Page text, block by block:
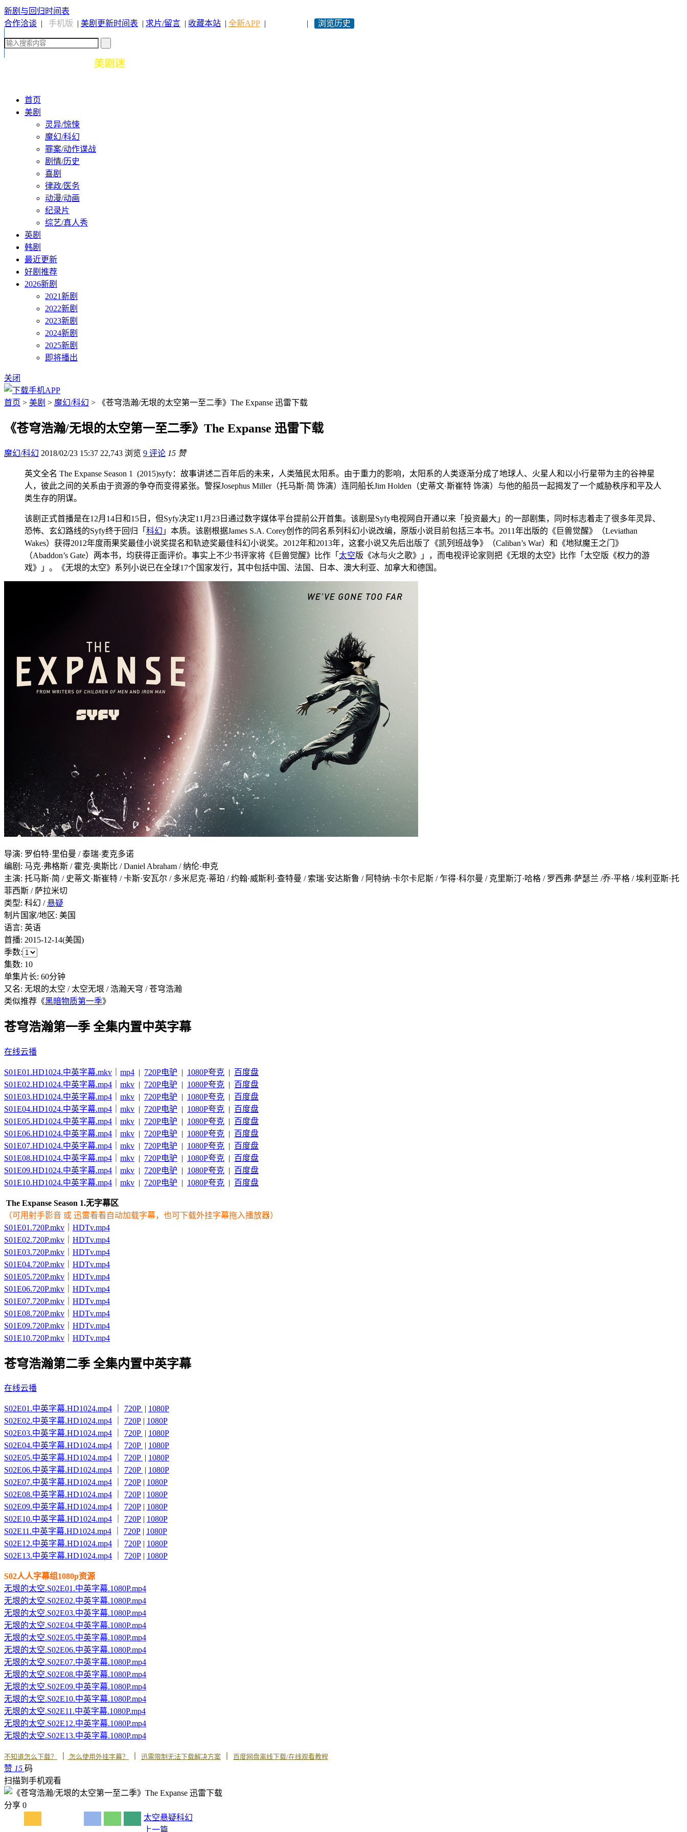
新剧与回归时间表
合作洽谈 | 手机版 | 美剧更新时间表 | 求片/留言 | 收藏本站 | 全新APP | | 浏览历史
首页
美剧
灵异/惊悚
魔幻/科幻
罪案/动作谍战
剧情/历史
喜剧
律政/医务
动漫/动画
纪录片
综艺/真人秀
英剧
韩剧
最近更新
好剧推荐
2026新剧
2021新剧
2022新剧
2023新剧
2024新剧
2025新剧
即将播出
关闭
首页 > 美剧 > 魔幻/科幻 > 《苍穹浩瀚/无垠的太空第一至二季》The Expanse 迅雷下载
《苍穹浩瀚/无垠的太空第一至二季》The Expanse 迅雷下载
魔幻/科幻 2018/02/23 15:37 22,743 浏览 9 评论 15 赞
英文全名 The Expanse Season 1 (2015)syfy：故事讲述二百年后的未来，人类殖民太阳系。由于重力的影响，太阳系的人类逐渐分成了地球人、火星人和以小行星带为主的谷神星
人，彼此之间的关系由于资源的争夺而变得紧张。警探Josephus Miller（托马斯·简 饰演）连同船长Jim Holden（史蒂文·斯崔特 饰演）与他的船员一起揭发了一个威胁秩序和平及人
类生存的阴谋。
该剧正式首播是在12月14日和15日，但Syfy决定11月23日通过数字媒体平台提前公开首集。该剧是Syfy电视网自开通以来「投资最大」的一部剧集，同时标志着走了很多年灵异、
恐怖、玄幻路线的Syfy终于回归「 科幻 」本质。该剧根据James S.A. Corey创作的同名系列科幻小说改编，原版小说目前包括三本书。2011年出版的《巨兽觉醒》（Leviathan
Wakes）获得2012年度雨果奖最佳小说奖提名和轨迹奖最佳科幻小说奖。2012年和2013年，这套小说又先后出版了《凯列班战争》（Caliban’s War）和《地狱魔王之门》
（Abaddon’s Gate）两本书，均获得正面评价。事实上不少书评家将《巨兽觉醒》比作「 太空版《冰与火之歌》」，而电视评论家则把《无垠的太空》比作「太空版《权力的游
戏》」。《无垠的太空》系列小说已在全球17个国家发行，其中包括中国、法国、日本、澳大利亚、加拿大和德国。
导演: 罗伯特·里伯曼 / 泰瑞·麦克多诺
编剧 : 马克·弗格斯 / 霍克·奥斯比 / Daniel Abraham / 纳伦·申克
主演: 托马斯·简 / 史蒂文·斯崔特 / 卡斯·安瓦尔 / 多米尼克·蒂珀 / 约翰·威斯利·查特曼 / 索瑞·安达斯鲁 / 阿特纳·卡尔卡尼斯 / 乍得·科尔曼 / 克里斯汀·哈格 / 罗西弗·萨瑟兰 /乔·平格 / 埃利亚斯·托
菲西斯 / 萨拉米切
类型: 科幻 / 悬疑
制片国家/地区: 美国
语言: 英语
首播: 2015-12-14(美国)
季数:
集数: 10
单集片长: 60分钟
又名: 无垠的太空 / 太空无垠 / 浩瀚天穹 / 苍穹浩瀚
类似推荐《黑暗物质第一季》
苍穹浩瀚第一季 全集内置中英字幕
在线云播
S01E01.HD1024.中英字幕.mkv mp4 | 720P电驴 | 1080P夸克 | 百度盘
S01E02.HD1024.中英字幕.mp4
mkv | 720P电驴 | 1080P夸克 | 百度盘
S01E03.HD1024.中英字幕.mp4
mkv | 720P电驴 | 1080P夸克 | 百度盘
S01E04.HD1024.中英字幕.mp4
mkv | 720P电驴 | 1080P夸克 | 百度盘
S01E05.HD1024.中英字幕.mp4
mkv | 720P电驴 | 1080P夸克 | 百度盘
S01E06.HD1024.中英字幕.mp4
mkv | 720P电驴 | 1080P夸克 | 百度盘
S01E07.HD1024.中英字幕.mp4
mkv | 720P电驴 | 1080P夸克 | 百度盘
S01E08.HD1024.中英字幕.mp4
mkv | 720P电驴 | 1080P夸克 | 百度盘
S01E09.HD1024.中英字幕.mp4
mkv | 720P电驴 | 1080P夸克 | 百度盘
S01E10.HD1024.中英字幕.mp4
mkv | 720P电驴 | 1080P夸克 | 百度盘
The Expanse Season 1.无字幕区
（可用射手影音 或 迅雷看看自动加载字幕，也可下载外挂字幕拖入播放器）
S01E01.720P.mkv
HDTv.mp4
S01E02.720P.mkv
HDTv.mp4
S01E03.720P.mkv
HDTv.mp4
S01E04.720P.mkv
HDTv.mp4
S01E05.720P.mkv
HDTv.mp4
S01E06.720P.mkv
HDTv.mp4
S01E07.720P.mkv
HDTv.mp4
S01E08.720P.mkv
HDTv.mp4
S01E09.720P.mkv
HDTv.mp4
S01E10.720P.mkv
HDTv.mp4
苍穹浩瀚第二季 全集内置中英字幕
在线云播
S02E01.中英字幕.HD1024.mp4 720P | 1080P
S02E02.中英字幕.HD1024.mp4
720P | 1080P
S02E03.中英字幕.HD1024.mp4
720P | 1080P
S02E04.中英字幕.HD1024.mp4
720P | 1080P
S02E05.中英字幕.HD1024.mp4
720P | 1080P
S02E06.中英字幕.HD1024.mp4
720P | 1080P
S02E07.中英字幕.HD1024.mp4
720P | 1080P
S02E08.中英字幕.HD1024.mp4
720P | 1080P
S02E09.中英字幕.HD1024.mp4
720P | 1080P
S02E10.中英字幕.HD1024.mp4
720P | 1080P
S02E11.中英字幕.HD1024.mp4
720P | 1080P
S02E12.中英字幕.HD1024.mp4
720P | 1080P
S02E13.中英字幕.HD1024.mp4
720P | 1080P
S02人人字幕组1080p资源
无垠的太空.S02E01.中英字幕.1080P.mp4
无垠的太空.S02E02.中英字幕.1080P.mp4
无垠的太空.S02E03.中英字幕.1080P.mp4
无垠的太空.S02E04.中英字幕.1080P.mp4
无垠的太空.S02E05.中英字幕.1080P.mp4
无垠的太空.S02E06.中英字幕.1080P.mp4
无垠的太空.S02E07.中英字幕.1080P.mp4
无垠的太空.S02E08.中英字幕.1080P.mp4
无垠的太空.S02E09.中英字幕.1080P.mp4
无垠的太空.S02E10.中英字幕.1080P.mp4
无垠的太空.S02E11.中英字幕.1080P.mp4
无垠的太空.S02E12.中英字幕.1080P.mp4
无垠的太空.S02E13.中英字幕.1080P.mp4
不知道怎么下载？ 怎么使用外挂字幕？ 迅雷限制无法下载解决方案 百度网盘离线下载/在线观看教程
赞 15 码
扫描到手机观看
分享 0
太空悬疑科幻
上一篇